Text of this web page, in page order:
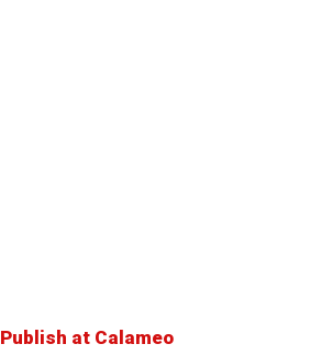
Publish at Calameo